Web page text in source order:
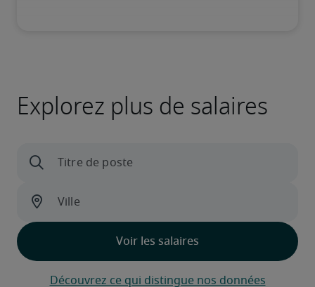
Explorez plus de salaires
Découvrez ce qui distingue nos données